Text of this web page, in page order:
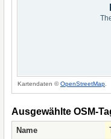
Kartendaten ©OpenStreetMap
Ausgewählte OSM-
Name